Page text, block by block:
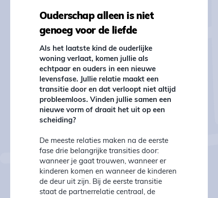
Ouderschap alleen is niet
genoeg voor de liefde
Als het laatste kind de ouderlijke
woning verlaat, komen jullie als
echtpaar en ouders in een nieuwe
levensfase. Jullie relatie maakt een
transitie door en dat verloopt niet altijd
probleemloos. Vinden jullie samen een
nieuwe vorm of draait het uit op een
scheiding?
De meeste relaties maken na de eerste
fase drie belangrijke transities door:
wanneer je gaat trouwen, wanneer er
kinderen komen en wanneer de kinderen
de deur uit zijn. Bij de eerste transitie
staat de partnerrelatie centraal, de